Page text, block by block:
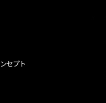
セプト